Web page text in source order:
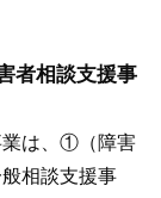
者相談支援事
業は、①（障害
相談支援事